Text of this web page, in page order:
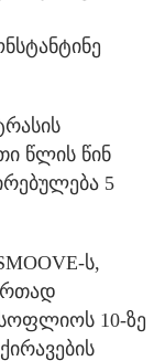
წლის წინ
5
ს,
10-ზე